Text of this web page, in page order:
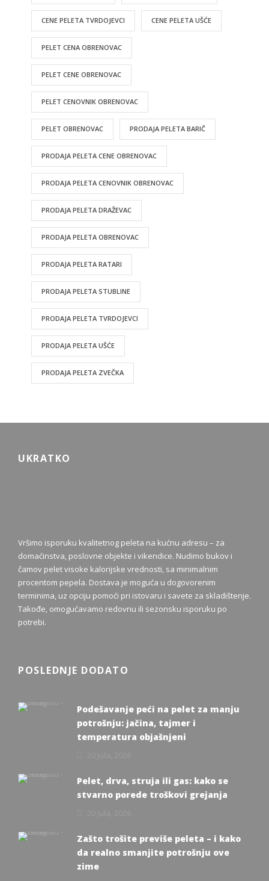
CENE PELETA TVRDOJEVCI CENE PELETA UŠĆE
PELET CENA OBRENOVAC
PELET CENE OBRENOVAC
PELET CENOVNIK OBRENOVAC
PELET OBRENOVAC PRODAJA PELETA BARIČ
PRODAJA PELETA CENE OBRENOVAC
PRODAJA PELETA CENOVNIK OBRENOVAC
PRODAJA PELETA DRAŽEVAC
PRODAJA PELETA OBRENOVAC
PRODAJA PELETA RATARI
PRODAJA PELETA STUBLINE
PRODAJA PELETA TVRDOJEVCI
PRODAJA PELETA UŠĆE
PRODAJA PELETA ZVEČKA
UKRATKO
Vršimo isporuku kvalitetnog peleta na kućnu adresu – za
domaćinstva, poslovne objekte i vikendice. Nudimo bukov i
čamov pelet visoke kalorijske vrednosti, sa minimalnim
procentom pepela. Dostava je moguća u dogovorenim
terminima, uz opciju pomoći pri istovaru i savete za skladištenje.
Takođe, omogućavamo redovnu ili sezonsku isporuku po
potrebi.
POSLEDNJE DODATO
Podešavanje peći na pelet za manju
potrošnju: jačina, tajmer i
temperatura objašnjeni
Pelet, drva, struja ili gas: kako se
stvarno porede troškovi grejanja
Zašto trošite previše peleta – i kako
da realno smanjite potrošnju ove
zime